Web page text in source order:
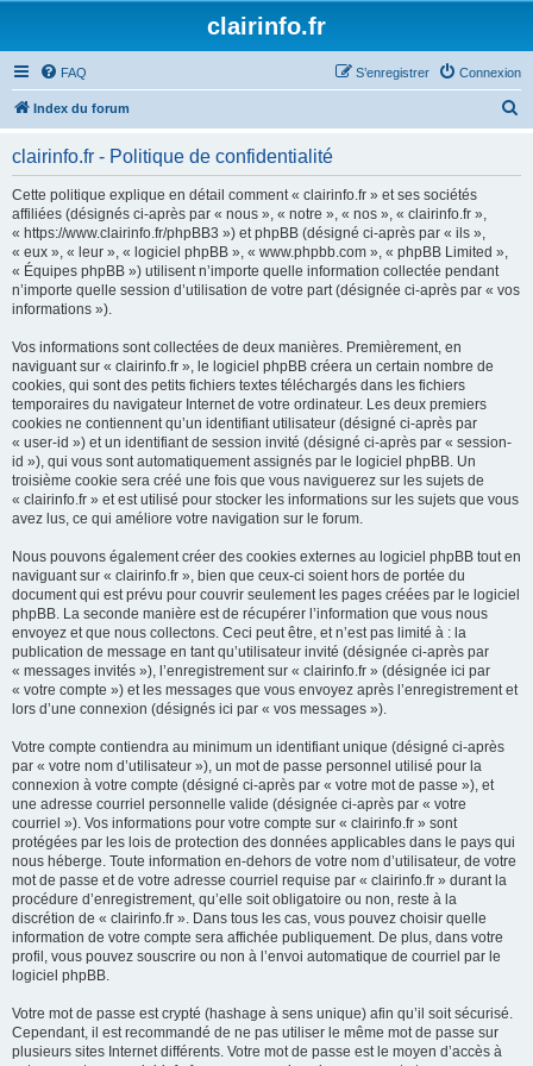
clairinfo.fr
FAQ Connexion
S’enregistrer
Index du forum
clairinfo.fr - Politique de confidentialité
Cette politique explique en détail comment « clairinfo.fr » et ses sociétés
affiliées (désignés ci-après par « nous », « notre », « nos », « clairinfo.fr »,
« https://www.clairinfo.fr/phpBB3 ») et phpBB (désigné ci-après par « ils »,
« eux », « leur », « logiciel phpBB », « www.phpbb.com », « phpBB Limited »,
« Équipes phpBB ») utilisent n’importe quelle information collectée pendant
n’importe quelle session d’utilisation de votre part (désignée ci-après par « vos
informations »).
Vos informations sont collectées de deux manières. Premièrement, en
naviguant sur « clairinfo.fr », le logiciel phpBB créera un certain nombre de
cookies, qui sont des petits fichiers textes téléchargés dans les fichiers
temporaires du navigateur Internet de votre ordinateur. Les deux premiers
cookies ne contiennent qu’un identifiant utilisateur (désigné ci-après par
« user-id ») et un identifiant de session invité (désigné ci-après par « session-
id »), qui vous sont automatiquement assignés par le logiciel phpBB. Un
troisième cookie sera créé une fois que vous naviguerez sur les sujets de
« clairinfo.fr » et est utilisé pour stocker les informations sur les sujets que vous
avez lus, ce qui améliore votre navigation sur le forum.
Nous pouvons également créer des cookies externes au logiciel phpBB tout en
naviguant sur « clairinfo.fr », bien que ceux-ci soient hors de portée du
document qui est prévu pour couvrir seulement les pages créées par le logiciel
phpBB. La seconde manière est de récupérer l’information que vous nous
envoyez et que nous collectons. Ceci peut être, et n’est pas limité à : la
publication de message en tant qu’utilisateur invité (désignée ci-après par
« messages invités »), l’enregistrement sur « clairinfo.fr » (désignée ici par
« votre compte ») et les messages que vous envoyez après l’enregistrement et
lors d’une connexion (désignés ici par « vos messages »).
Votre compte contiendra au minimum un identifiant unique (désigné ci-après
par « votre nom d’utilisateur »), un mot de passe personnel utilisé pour la
connexion à votre compte (désigné ci-après par « votre mot de passe »), et
une adresse courriel personnelle valide (désignée ci-après par « votre
courriel »). Vos informations pour votre compte sur « clairinfo.fr » sont
protégées par les lois de protection des données applicables dans le pays qui
nous héberge. Toute information en-dehors de votre nom d’utilisateur, de votre
mot de passe et de votre adresse courriel requise par « clairinfo.fr » durant la
procédure d’enregistrement, qu’elle soit obligatoire ou non, reste à la
discrétion de « clairinfo.fr ». Dans tous les cas, vous pouvez choisir quelle
information de votre compte sera affichée publiquement. De plus, dans votre
profil, vous pouvez souscrire ou non à l’envoi automatique de courriel par le
logiciel phpBB.
Votre mot de passe est crypté (hashage à sens unique) afin qu’il soit sécurisé.
Cependant, il est recommandé de ne pas utiliser le même mot de passe sur
plusieurs sites Internet différents. Votre mot de passe est le moyen d’accès à